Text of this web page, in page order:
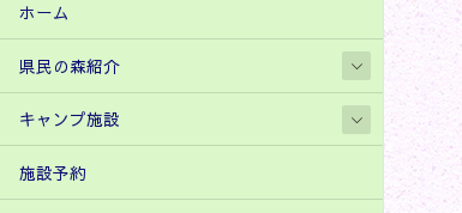
ホーム
県民の森紹介
キャンプ施設
施設予約